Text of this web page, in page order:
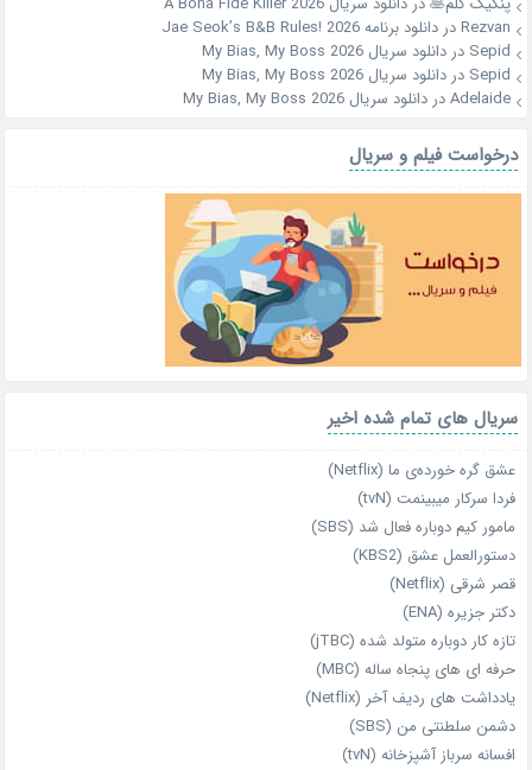
Rezvanدردانلود برنامه Jae Seok’s B&B Rules! 2026
Sepid دردانلود سریال My Bias, My Boss 2026
Sepid دردانلود سریال My Bias, My Boss 2026
Adelaideدردانلود سریال My Bias, My Boss 2026
درخواست فیلم و سریال
سریال های تمام شده اخیر
عشق گره خورده‌ی ما (Netflix)
فردا سرکار میبینمت (tvN)
مامور کیم دوباره فعال شد (SBS)
دستورالعمل عشق (KBS2)
قصر شرقی (Netflix)
دکتر جزیره (ENA)
تازه‌ کار دوباره‌ متولد شده (jTBC)
حرفه‌ ای‌ های پنجاه‌ ساله (MBC)
یادداشت‌ های ردیف آخر (Netflix)
دشمن سلطنتی من (SBS)
افسانه سرباز آشپزخانه (tvN)